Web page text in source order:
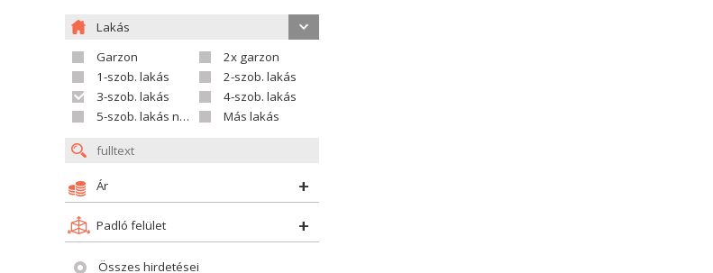
Lakás
Garzon
2x garzon
1-szob. lakás
2-szob. lakás
3-szob. lakás
4-szob. lakás
5-szob. lakás nagyobb
Más lakás
Ár
Padló felület
Összes hirdetései